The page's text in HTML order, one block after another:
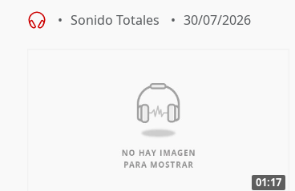
el año 519 d.C.
Sonido Totales 30/07/2026
01:17